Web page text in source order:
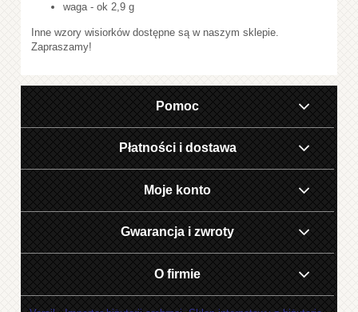
waga - ok 2,9 g
Inne wzory wisiorków dostępne są w naszym sklepie.
Zapraszamy!
Pomoc
Płatności i dostawa
Moje konto
Gwarancja i zwroty
O firmie